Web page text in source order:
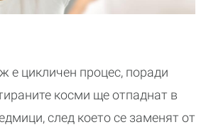
е цикличен процес, поради
косми ще отпаднат в
след което се заменят от